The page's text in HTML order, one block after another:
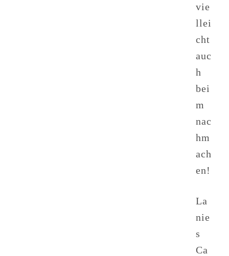
vie
llei
cht
auc
h
bei
m
nac
hm
ach
en!
La
nie
s
Ca